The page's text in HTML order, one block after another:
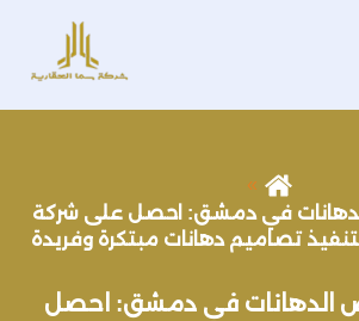
في دمشق: احصل على شركة
تصاميم دهانات مبتكرة وفريدة
الدهانات في دمشق: احصل